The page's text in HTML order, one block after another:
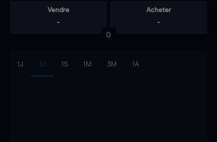
Vendre
-
Acheter
-
0
1J 3J 1S 1M 3M 1A